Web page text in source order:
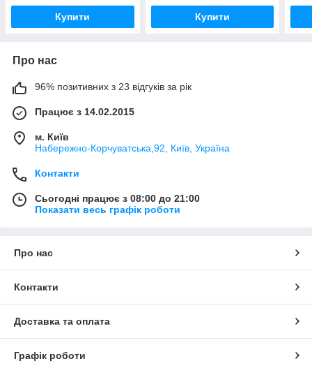
Купити Купити
Про нас
96% позитивних з 23 відгуків за рік
Працює з 14.02.2015
м. Київ
Набережно-Корчуватська,92, Київ, Україна
Контакти
Сьогодні працює з 08:00 до 21:00
Показати весь графік роботи
Про нас
Контакти
Доставка та оплата
Графік роботи